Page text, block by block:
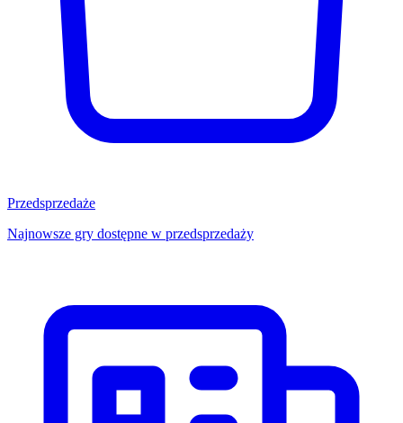
Przedsprzedaże
Najnowsze gry dostępne w przedsprzedaży